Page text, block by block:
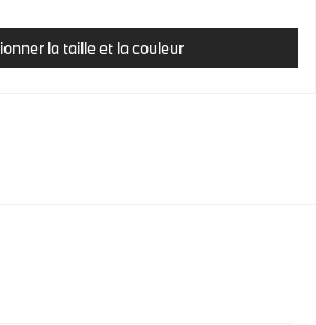
la taille et la couleur